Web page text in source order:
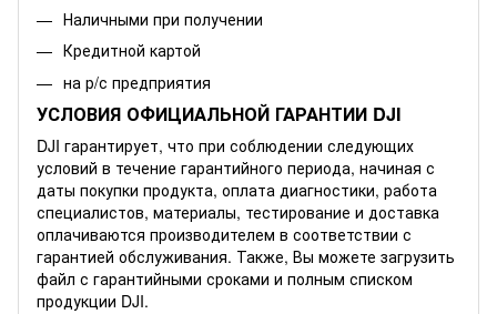
Наличными при получении
Кредитной картой
на р/с предприятия
УСЛОВИЯ ОФИЦИАЛЬНОЙ ГАРАНТИИ DJI
DJI гарантирует, что при соблюдении следующих
условий в течение гарантийного периода, начиная с
даты покупки продукта, оплата диагностики, работа
специалистов, материалы, тестирование и доставка
оплачиваются производителем в соответствии с
гарантией обслуживания. Также, Вы можете загрузить
файл с гарантийными сроками и полным списком
продукции DJI.